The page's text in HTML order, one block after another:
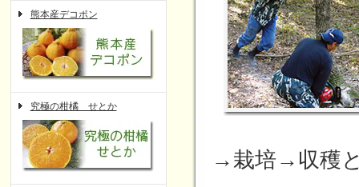
熊本産デコポン
究極の柑橘 せとか
→栽培→収穫